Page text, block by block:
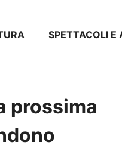
SPETTACOLI E
prossima